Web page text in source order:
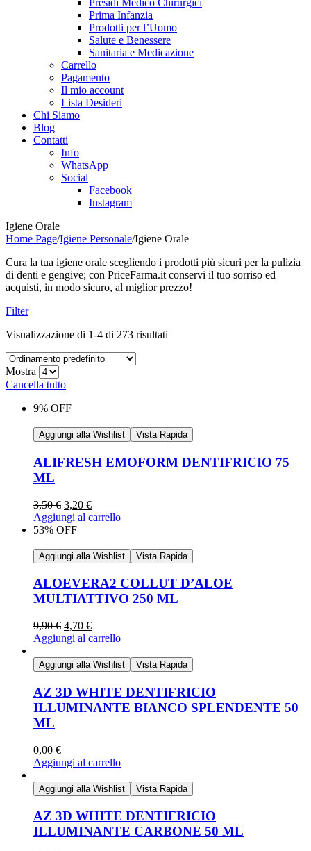
Presidi Medico Chirurgici
Prima Infanzia
Prodotti per l’Uomo
Salute e Benessere
Sanitaria e Medicazione
Carrello
Pagamento
Il mio account
Lista Desideri
Chi Siamo
Blog
Contatti
Info
WhatsApp
Social
Facebook
Instagram
Igiene Orale
Home Page/Igiene Personale/Igiene Orale
Cura la tua igiene orale scegliendo i prodotti più sicuri per la pulizia
di denti e gengive; con PriceFarma.it conservi il tuo sorriso ed
acquisti, in modo sicuro, al miglior prezzo!
Filter
Visualizzazione di 1-4 di 273 risultati
Mostra
Cancella tutto
9% OFF
Aggiungi alla Wishlist Vista Rapida
ALIFRESH EMOFORM DENTIFRICIO 75
ML
3,50€ 3,20 €
Aggiungi al carrello
53% OFF
Aggiungi alla Wishlist Vista Rapida
ALOEVERA2 COLLUT D’ALOE
MULTIATTIVO 250 ML
9,90€ 4,70 €
Aggiungi al carrello
Aggiungi alla Wishlist Vista Rapida
AZ 3D WHITE DENTIFRICIO
ILLUMINANTE BIANCO SPLENDENTE 50
ML
0,00 €
Aggiungi al carrello
Aggiungi alla Wishlist Vista Rapida
AZ 3D WHITE DENTIFRICIO
ILLUMINANTE CARBONE 50 ML